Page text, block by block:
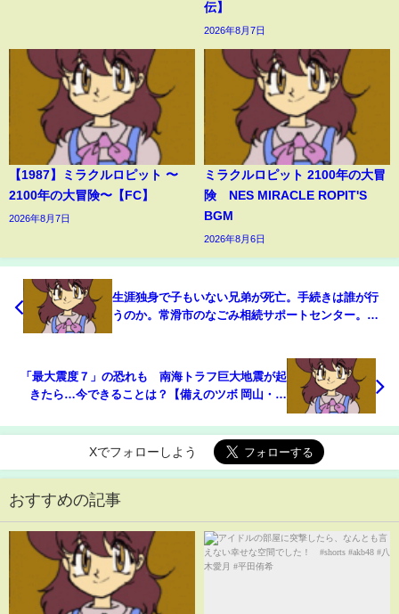
伝】
2026年8月7日
【1987】ミラクルロピット 〜
2100年の大冒険〜【FC】
2026年8月7日
ミラクルロピット 2100年の大冒
険 NES MIRACLE ROPIT'S
BGM
2026年8月6日
生涯独身で子もいない兄弟が死亡。手続きは誰が行
うのか。常滑市のなごみ相続サポートセンター。初
「最大震度７」の恐れも 南海トラフ巨大地震が起
きたら…今できることは？【備えのツボ 岡山・香
Xでフォローしよう
おすすめの記事